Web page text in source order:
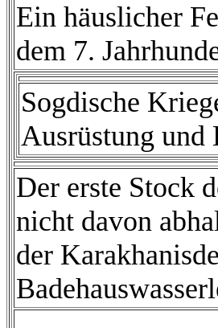
Ein häuslicher
dem 7.
Sogdische
Ausrüstung und
Der erste Stock
nicht davon
der